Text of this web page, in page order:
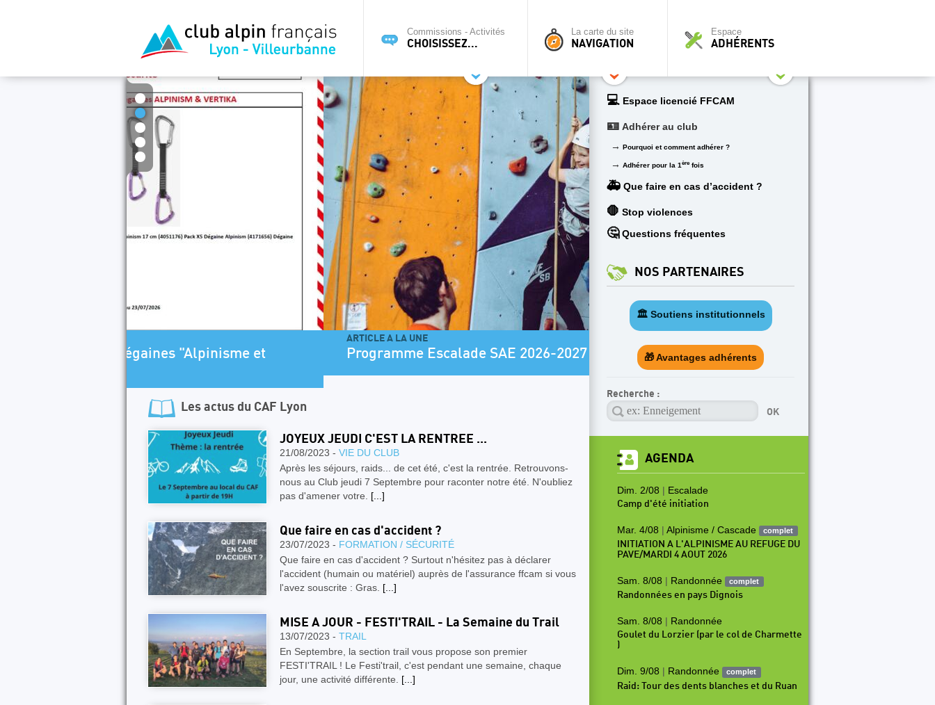
Commissions - Activités
CHOISISSEZ...
La carte du site
NAVIGATION
Espace
ADHÉRENTS
Programme Escalade SAE 2026-2027 Jeunes Programme escalade en salle (SAE) 2026-2027
Les actus du CAF Lyon
JOYEUX JEUDI C'EST LA RENTREE ...
21/08/2023 - VIE DU CLUB
Après les séjours, raids... de cet été, c'est la rentrée. Retrouvons-
nous au Club jeudi 7 Septembre pour raconter notre été. N'oubliez
pas d'amener votre. [...]
Que faire en cas d'accident ?
23/07/2023 - FORMATION / SÉCURITÉ
Que faire en cas d'accident ? Surtout n'hésitez pas à déclarer
l'accident (humain ou matériel) auprès de l'assurance ffcam si vous
l'avez souscrite : Gras. [...]
MISE A JOUR - FESTI'TRAIL - La Semaine du Trail
13/07/2023 - TRAIL
En Septembre, la section trail vous propose son premier
FESTI'TRAIL ! Le Festi'trail, c'est pendant une semaine, chaque
jour, une activité différente. [...]
💻 Espace licencié FFCAM
🪪 Adhérer au club
→ Pourquoi et comment adhérer ?
→ Adhérer pour la 1 èrefois
🚑 Que faire en cas d’accident ?
🛑 Stop violences
🤔Questions fréquentes
NOS PARTENAIRES
🏛️ Soutiens institutionnels
🎁 Avantages adhérents
Recherche :
AGENDA
Dim. 2/08 | Escalade
Camp d'été initiation
Mar. 4/08 | Alpinisme / Cascade complet
INITIATION A L'ALPINISME AU REFUGE DU
PAVE/MARDI 4 AOUT 2026
Sam. 8/08 | Randonnée complet
Randonnées en pays Dignois
Sam. 8/08 | Randonnée
Goulet du Lorzier (par le col de Charmette
)
Dim. 9/08 | Randonnée complet
Raid: Tour des dents blanches et du Ruan